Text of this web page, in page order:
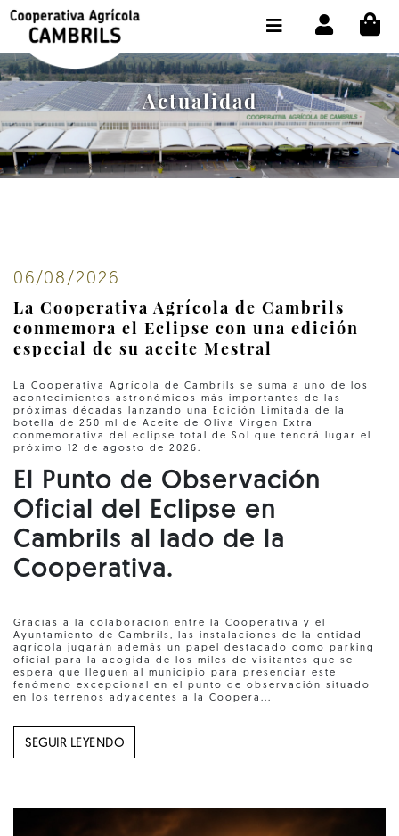
Actualidad
06/08/2026
La Cooperativa Agrícola de Cambrils
conmemora el Eclipse con una edición
especial de su aceite Mestral
La Cooperativa Agrícola de Cambrils se suma a uno de los
acontecimientos astronómicos más importantes de las
próximas décadas lanzando una Edición Limitada de la
botella de 250 ml de Aceite de Oliva Virgen Extra
conmemorativa del eclipse total de Sol que tendrá lugar el
próximo 12 de agosto de 2026.
El Punto de Observación
Oficial del Eclipse en
Cambrils al lado de la
Cooperativa.
Gracias a la colaboración entre la Cooperativa y el
Ayuntamiento de Cambrils, las instalaciones de la entidad
agrícola jugarán además un papel destacado como parking
oficial para la acogida de los miles de visitantes que se
espera que lleguen al municipio para presenciar este
fenómeno excepcional en el punto de observación situado
en los terrenos adyacentes a la Coopera...
SEGUIR LEYENDO
TIENDA COMPRA ONLINE
LA COOPERATIVA
OLEOTOUR
PRODUCTOS
SELECCIONAR IDIOMA :